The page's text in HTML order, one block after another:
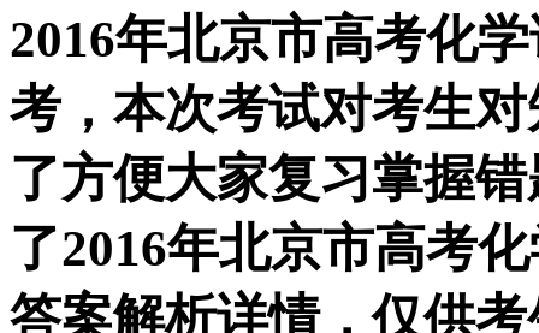
2016年北京市高考化
考，本次考试对考生
了方便大家复习掌握
了2016年北京市高考
答案解析详情，仅供